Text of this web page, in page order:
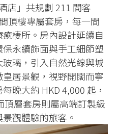
店」共規劃 211 間客
頂樓專屬套房，每一間
棲所。房內設計延續自
永續飾面與手工細節塑
璃，引入自然光線與城
居景觀，視野開闊而寧
晚大約 HKD 4,000 起，
頂層套房則屬高端訂製級
觀體驗的旅客。